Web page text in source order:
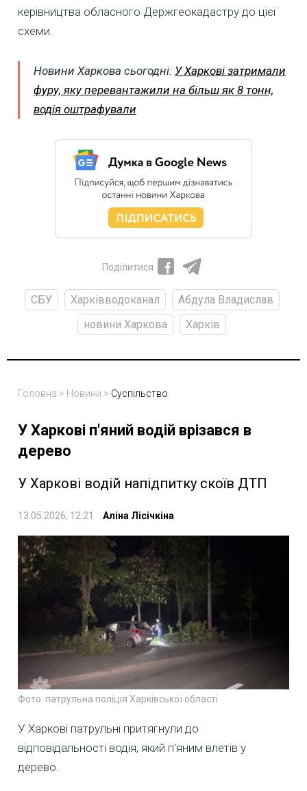
керівництва обласного Держгеокадастру до цієї
схеми.
Новини Харкова сьогодні: У Харкові затримали
фуру, яку перевантажили на більш як 8 тонн,
водія оштрафували
Поділитися
СБУ Харківводоканал
Абдула Владислав
новини Харкова
Харків
Головна > Новини > Суспільство
У Харкові п'яний водій врізався в
дерево
У Харкові водій напідпитку скоїв ДТП
13.05.2026, 12:21 Аліна Лісічкіна
Фото: патрульна поліція Харківської області
У Харкові патрульні притягнули до
відповідальності водія, який п'яним влетів у
дерево.